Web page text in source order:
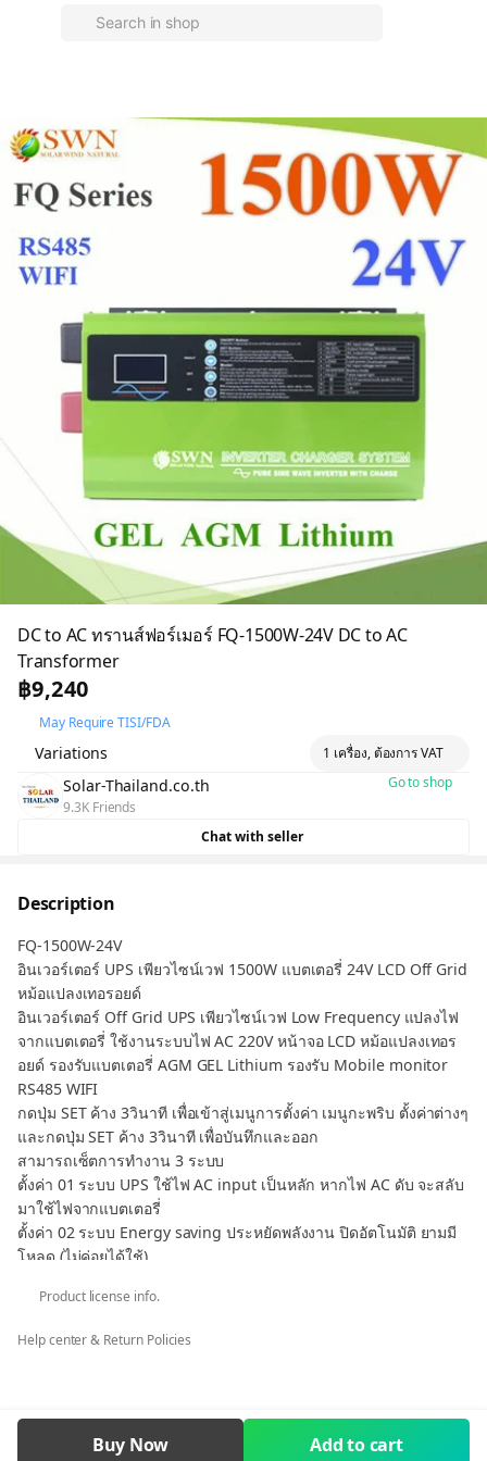
DC to AC ทรานส์ฟอร์เมอร์ FQ-1500W-24V DC to AC
Transformer
฿9,240
May Require TISI/FDA
Variations 1 เครื่อง, ต้องการ VAT
Solar-Thailand.co.th
9.3K Friends
Go to shop
Chat with seller
Description
FQ-1500W-24V
อินเวอร์เตอร์ UPS เพียวไซน์เวฟ 1500W แบตเตอรี่ 24V LCD Off Grid
หม้อแปลงเทอรอยด์
อินเวอร์เตอร์ Off Grid UPS เพียวไซน์เวฟ Low Frequency แปลงไฟ
จากแบตเตอรี่ ใช้งานระบบไฟ AC 220V หน้าจอ LCD หม้อแปลงเทอร
อยด์ รองรับแบตเตอรี่ AGM GEL Lithium รองรับ Mobile monitor
RS485 WIFI
กดปุ่ม SET ค้าง 3วินาที เพื่อเข้าสู่เมนูการตั้งค่า เมนูกะพริบ ตั้งค่าต่างๆ
และกดปุ่ม SET ค้าง 3วินาที เพื่อบันทึกและออก
สามารถเซ็ตการทำงาน 3 ระบบ
ตั้งค่า 01 ระบบ UPS ใช้ไฟ AC input เป็นหลัก หากไฟ AC ดับ จะสลับ
มาใช้ไฟจากแบตเตอรี่
ตั้งค่า 02 ระบบ Energy saving ประหยัดพลังงาน ปิดอัตโนมัติ ยามมี
โหลด (ไม่ค่อยได้ใช้)
สลับไปใช้ไฟ AC ชาร์จและใช้งาน
ปุ่ม SET 3S เพื่อบันทึกและออก
- Model : FQ-1500W-24V
- Brand : SWN
Product license info.
Help center & Return Policies
Buy Now Add to cart